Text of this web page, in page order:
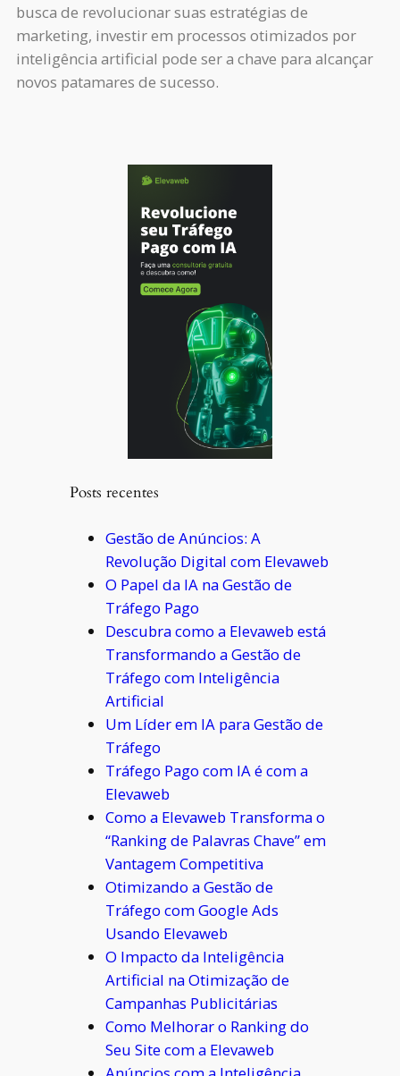
busca de revolucionar suas estratégias de
marketing, investir em processos otimizados por
inteligência artificial pode ser a chave para alcançar
novos patamares de sucesso.
Posts recentes
Gestão de Anúncios: A
Revolução Digital com Elevaweb
O Papel da IA na Gestão de
Tráfego Pago
Descubra como a Elevaweb está
Transformando a Gestão de
Tráfego com Inteligência
Artificial
Um Líder em IA para Gestão de
Tráfego
Tráfego Pago com IA é com a
Elevaweb
Como a Elevaweb Transforma o
“Ranking de Palavras Chave” em
Vantagem Competitiva
Otimizando a Gestão de
Tráfego com Google Ads
Usando Elevaweb
O Impacto da Inteligência
Artificial na Otimização de
Campanhas Publicitárias
Como Melhorar o Ranking do
Seu Site com a Elevaweb